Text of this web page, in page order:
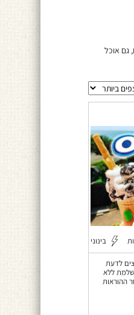
גם אוכל
בינוני
לדעת
ללא
ההוראות